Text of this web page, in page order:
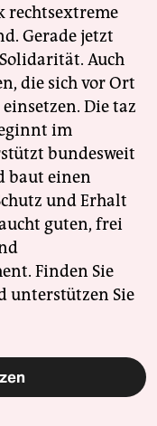
rechtsextreme
Gerade jetzt
Auch
die sich vor Ort
Die taz
im
bundesweit
baut einen
und Erhalt
guten, frei
Finden Sie
unterstützen Sie